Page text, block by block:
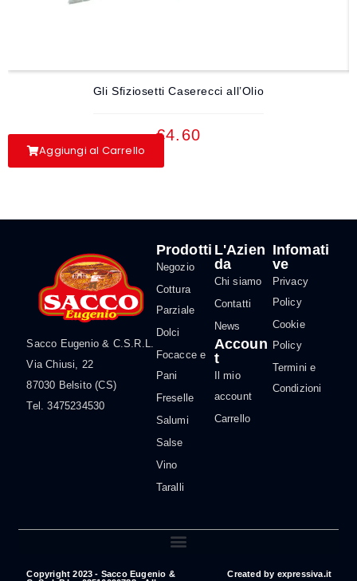
Gli Sfiziosetti Caserecci all’Olio
€4.60
Aggiungi al Carrello
Sacco Eugenio & C.S.R.L.
Via Chiusi, 22
87030 Belsito (CS)
Tel. 3475234530
Prodotti
Negozio
Cottura
Parziale
Dolci
Focacce e
Pani
Freselle
Salumi
Salse
Vino
Taralli
L'Azien
da
Chi siamo
Contatti
News
Accoun
t
Il mio
account
Carrello
Infomati
ve
Privacy
Policy
Cookie
Policy
Termini e
Condizioni
Copyright 2023 - Sacco Eugenio &
Created by expressiva.it